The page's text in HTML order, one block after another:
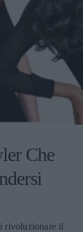
Che
rivoluzionare il